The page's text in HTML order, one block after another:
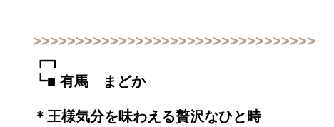
>>>>>>>>>>>>>>>>>>>>>>>>>>>>>>>>>
┏┓
┗■ 有馬 まどか
＊王様気分を味わえる贅沢なひと時